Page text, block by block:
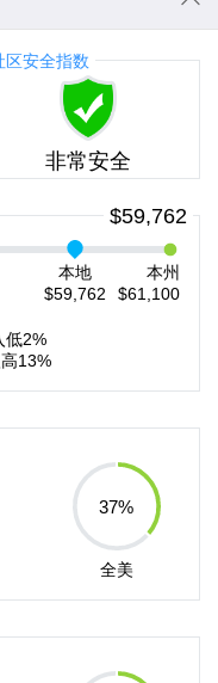
区安全指数
非常安全
$59,762
本地
$59,762
本州
$61,100
低2%
13%
37%
全美